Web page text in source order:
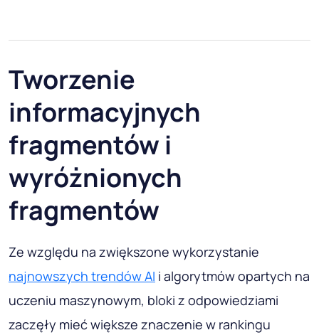
Tworzenie
informacyjnych
fragmentów i
wyróżnionych
fragmentów
Ze względu na zwiększone wykorzystanie
najnowszych trendów AI i algorytmów opartych na
uczeniu maszynowym, bloki z odpowiedziami
zaczęły mieć większe znaczenie w rankingu